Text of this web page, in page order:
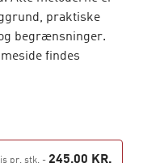
praktiske
begrænsninger.
findes
pr. stk.- 245,00 KR.